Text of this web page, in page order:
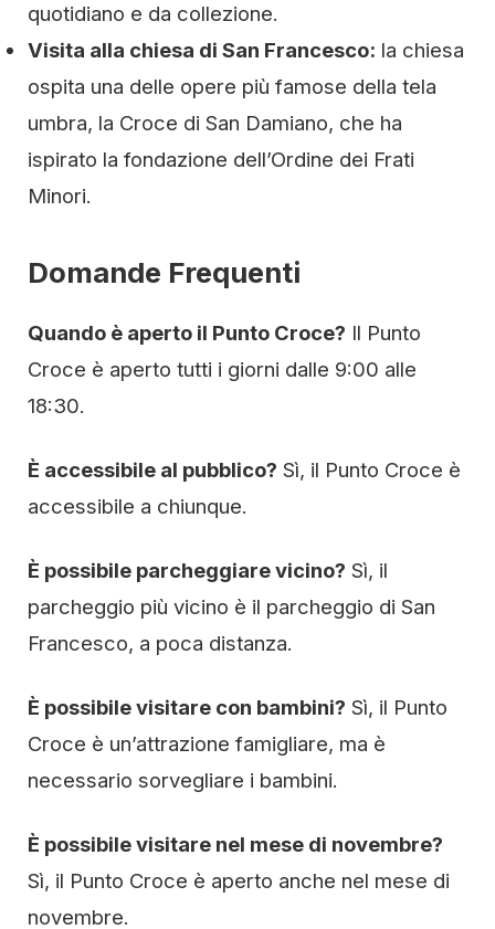
quotidiano e da collezione.
Visita alla chiesa di San Francesco: la chiesa
ospita una delle opere più famose della tela
umbra, la Croce di San Damiano, che ha
ispirato la fondazione dell’Ordine dei Frati
Minori.
Domande Frequenti
Quando è aperto il Punto Croce? Il Punto
Croce è aperto tutti i giorni dalle 9:00 alle
18:30.
È accessibile al pubblico? Sì, il Punto Croce è
accessibile a chiunque.
È possibile parcheggiare vicino? Sì, il
parcheggio più vicino è il parcheggio di San
Francesco, a poca distanza.
È possibile visitare con bambini? Sì, il Punto
Croce è un’attrazione famigliare, ma è
necessario sorvegliare i bambini.
È possibile visitare nel mese di novembre?
Sì, il Punto Croce è aperto anche nel mese di
novembre.